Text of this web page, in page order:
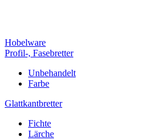
Hobelware
Profil-, Fasebretter
Unbehandelt
Farbe
Glattkantbretter
Fichte
Lärche